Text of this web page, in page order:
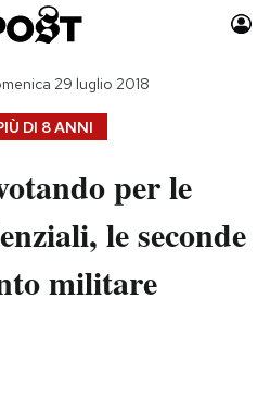
Auto
Moda
Consumismi
Storie/Idee
DI 8 ANNI
29 luglio 2018
per le
le seconde
militare